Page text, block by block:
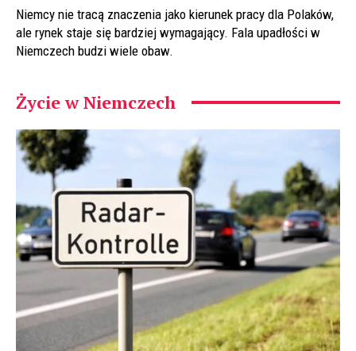
Niemcy nie tracą znaczenia jako kierunek pracy dla Polaków,
ale rynek staje się bardziej wymagający. Fala upadłości w
Niemczech budzi wiele obaw.
Życie w Niemczech